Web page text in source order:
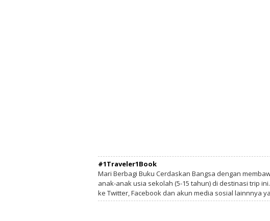
#1Traveler1Book
Mari Berbagi Buku Cerdaskan Bangsa dengan
anak-anak usia sekolah (5-15 tahun) di destinasi trip
ke Twitter, Facebook dan akun media sosial lainnnya